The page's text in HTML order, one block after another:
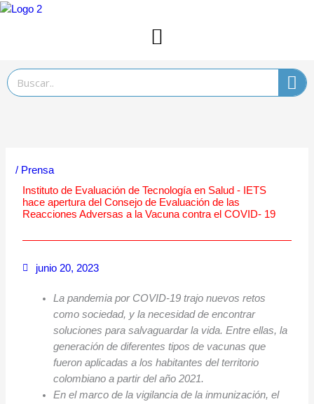
Ir
Search
/ Prensa
Instituto de Evaluación de Tecnología en Salud - IETS
hace apertura del Consejo de Evaluación de las
Reacciones Adversas a la Vacuna contra el COVID- 19
junio 20, 2023
La pandemia por COVID-19 trajo nuevos retos
como sociedad, y la necesidad de encontrar
soluciones para salvaguardar la vida. Entre ellas, la
generación de diferentes tipos de vacunas que
fueron aplicadas a los habitantes del territorio
colombiano a partir del año 2021.
En el marco de la vigilancia de la inmunización, el